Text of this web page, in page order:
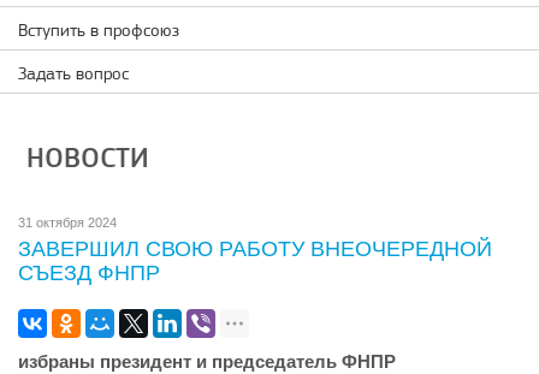
Вступить в профсоюз
Задать вопрос
НОВОСТИ
31 октября 2024
ЗАВЕРШИЛ СВОЮ РАБОТУ ВНЕОЧЕРЕДНОЙ
СЪЕЗД ФНПР
избраны президент и председатель ФНПР